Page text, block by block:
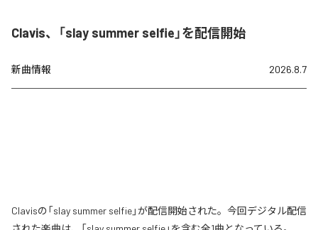
Clavis、「slay summer selfie」を配信開始
新曲情報 2026.8.7
Clavisの「slay summer selfie」が配信開始された。今回デジタル配信